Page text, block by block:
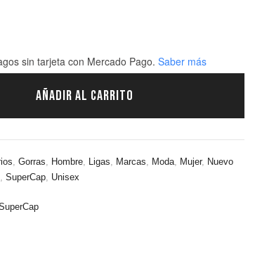
sin tarjetacon Mercado Pago. Saber más
AÑADIR AL CARRITO
Gorras Hombre, Ligas Marcas Moda, Mujer, Nuevo
SuperCap, Unisex